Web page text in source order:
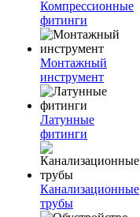
Компрессионные
фитинги
Монтажный
инструмент
Латунные
фитинги
Канализационные
трубы